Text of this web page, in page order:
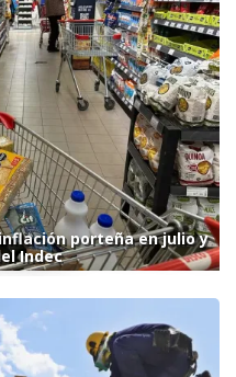
porteña en julio y
Indec